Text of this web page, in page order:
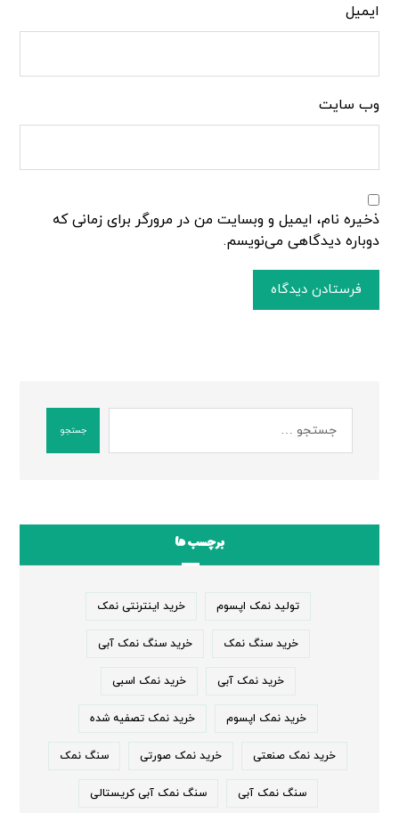
ایمیل
وب‌ سایت
ذخیره نام، ایمیل و وبسایت من در مرورگر برای زمانی که
دوباره دیدگاهی می‌نویسم.
فرستادن دیدگاه
جستجو
برچسب ها
تولید نمک اپسوم خرید اینترنتی نمک
خرید سنگ نمک خرید سنگ نمک آبی
خرید نمک آبی خرید نمک اسبی
خرید نمک اپسوم خرید نمک تصفیه شده
خرید نمک صنعتی خرید نمک صورتی سنگ نمک
سنگ نمک آبی سنگ نمک آبی کریستالی